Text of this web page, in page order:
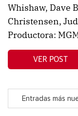
Whishaw, Dave
Christensen,
Productora:
VER POST
Entradas más